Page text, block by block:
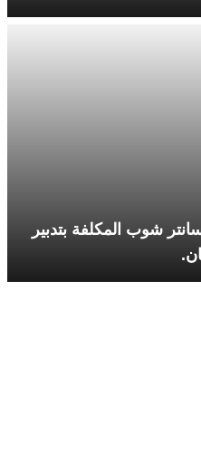
شوب المكلفة بتدبير